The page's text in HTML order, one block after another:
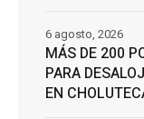
MÁS DE 200
PARA
EN
6 agosto, 2026